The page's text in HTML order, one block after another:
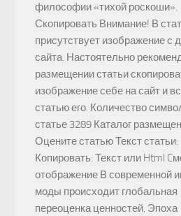
философии «тихой роскоши».
Скопировать Внимание! В
присутствует изображение с
сайта. Настоятельно
размещении статьи
изображение себе на сайт и
статью его. Количество
статье 3289 Каталог
Оцените статью Текст статьи:
Копировать: Текст или Html
отображение В современной
моды происходит глобальная
переоценка ценностей. Эпоха